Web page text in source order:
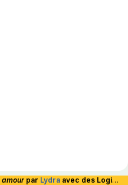
amour par Lydra avec des Logiciels Libres et hébergé en